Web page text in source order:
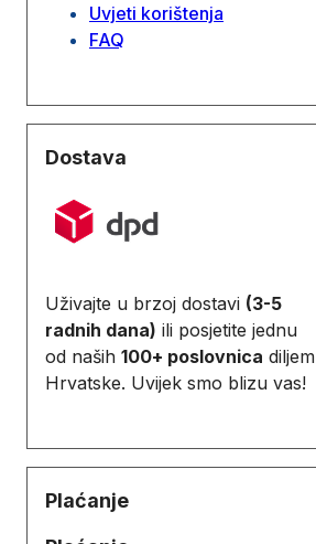
Uvjeti korištenja
FAQ
Dostava
Uživajte u brzoj dostavi (3-5
radnih dana) ili posjetite jednu
od naših 100+ poslovnica diljem
Hrvatske. Uvijek smo blizu vas!
Plaćanje